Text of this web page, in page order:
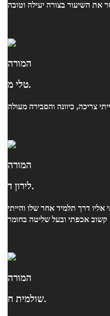
את השיעור בצורה יעילה וטובה
המורה
טלי מ.
צריכה, כיוונה והסבירה מעולה
המורה
לירון ד.
אליו דרך תלמיד אחר שלו והייתי
המורה
שולמית ח.